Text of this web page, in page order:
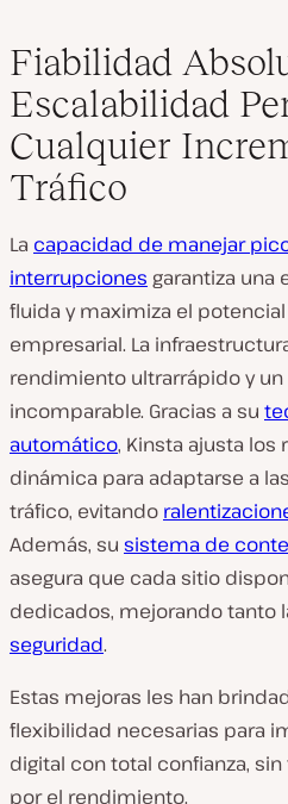
Fiabilidad
Escalabilidad
Cualquier
Tráfico
La capacidad de manejar
interrupciones garantiza una
fluida y maximiza el
empresarial. La
rendimiento ultrarrápido y un
incomparable. Gracias a su
automático, Kinsta ajusta
dinámica para adaptarse a
tráfico, evitando
Además, su sistema de
asegura que cada sitio
dedicados, mejorando tanto
seguridad.
Estas mejoras les han
flexibilidad necesarias para
digital con total confianza,
por el rendimiento.